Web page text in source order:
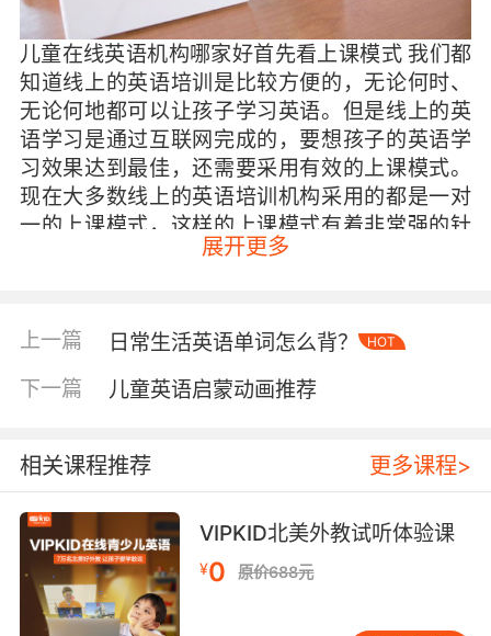
儿童在线英语机构哪家好首先看上课模式 我们都
知道线上的英语培训是比较方便的，无论何时、
无论何地都可以让孩子学习英语。但是线上的英
语学习是通过互联网完成的，要想孩子的英语学
习效果达到最佳，还需要采用有效的上课模式。
现在大多数线上的英语培训机构采用的都是一对
一的上课模式，这样的上课模式有着非常强的针
对性，一个老师对应一个孩子这样他们的注意力
儿童在线英语机构哪家好接着就是看教材选用 现
在线上的英语培训机构选用的教材一般有两种，
该是符合孩子的学习特性的。教材应该是有趣
易程度应该是适中的，这样孩子学习起来才是有
效的。因此建议家长们一定要重点考察这一项，
只有这样才能让孩子的英语学习得到有效的提
升。
展开更多
上一篇 日常生活英语单词怎么背？ HOT
下一篇 儿童英语启蒙动画推荐
相关课程推荐 更多课程>
VIPKID北美外教试听体验课
¥0 原价688元